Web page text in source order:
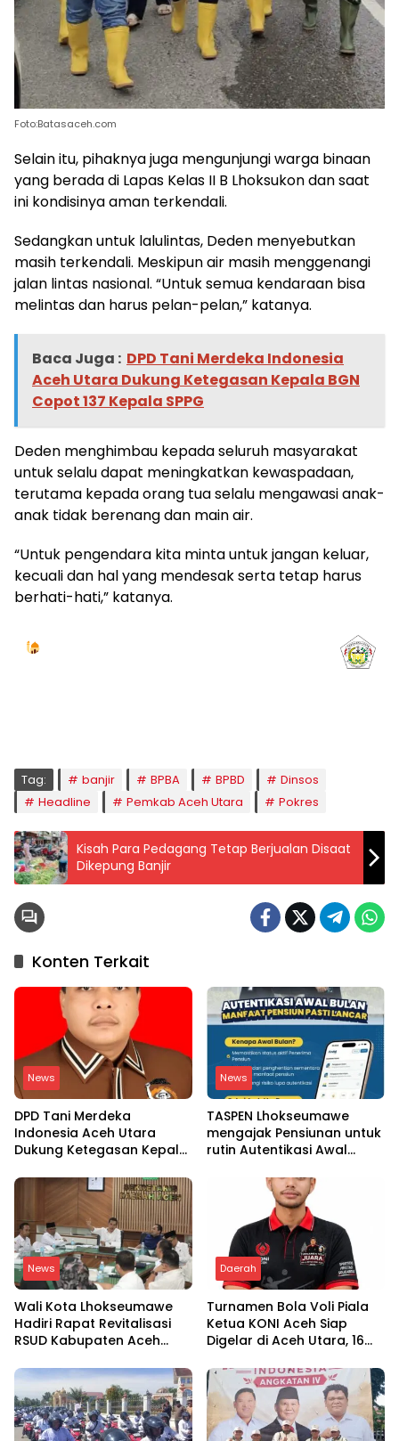
Foto:Batasaceh.com
Selain itu, pihaknya juga mengunjungi warga binaan
yang berada di Lapas Kelas II B Lhoksukon dan saat
ini kondisinya aman terkendali.
Sedangkan untuk lalulintas, Deden menyebutkan
masih terkendali. Meskipun air masih menggenangi
jalan lintas nasional. “Untuk semua kendaraan bisa
melintas dan harus pelan-pelan,” katanya.
Baca Juga : DPD Tani Merdeka Indonesia
Aceh Utara Dukung Ketegasan Kepala BGN
Copot 137 Kepala SPPG
Deden menghimbau kepada seluruh masyarakat
untuk selalu dapat meningkatkan kewaspadaan,
terutama kepada orang tua selalu mengawasi anak-
anak tidak berenang dan main air.
“Untuk pengendara kita minta untuk jangan keluar,
kecuali dan hal yang mendesak serta tetap harus
berhati-hati,” katanya.
Tag: banjir BPBA BPBD
Dinsos
Headline
Pemkab Aceh Utara Pokres
Kisah Para Pedagang Tetap Berjualan Disaat
Dikepung Banjir
Konten Terkait
News
DPD Tani Merdeka
Indonesia Aceh Utara
Dukung Ketegasan Kepala
SPPG
News
TASPEN Lhokseumawe
mengajak Pensiunan untuk
rutin Autentikasi Awal
Pensiun tetap Lancar
News
Wali Kota Lhokseumawe
Hadiri Rapat Revitalisasi
RSUD Kabupaten Aceh
Kepemilikan RSU Cut
Meutia
Daerah
Turnamen Bola Voli Piala
Ketua KONI Aceh Siap
Digelar di Aceh Utara, 16
Ambil Bagian